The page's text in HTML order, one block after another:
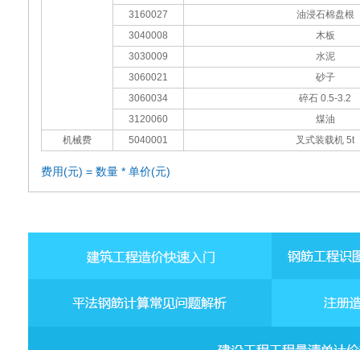
3160027
油浸石棉盘根
3040008
木板
3030009
水泥
3060021
砂子
3060034
碎石 0.5-3.2
3120060
煤油
机械费
5040001 叉式装载机 5t
费用(元) = 数量 * 单价(元)